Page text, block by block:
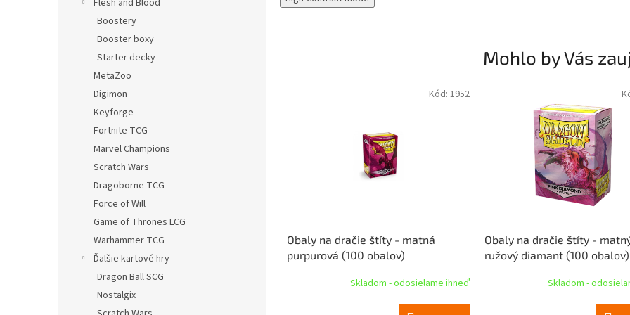
Flesh and Blood
Boostery
Booster boxy
Starter decky
MetaZoo
Digimon
Keyforge
Fortnite TCG
Marvel Champions
Scratch Wars
Dragoborne TCG
Force of Will
Game of Thrones LCG
Warhammer TCG
Ďalšie kartové hry
Dragon Ball SCG
Nostalgix
Mohlo by Vás
Obaly na dračie štíty - matná
purpurová (100 obalov)
Skladom - odosielame ihneď
Kód: 1952
Obaly na dračie štíty -
ružový diamant (100 obalov)
Skladom -